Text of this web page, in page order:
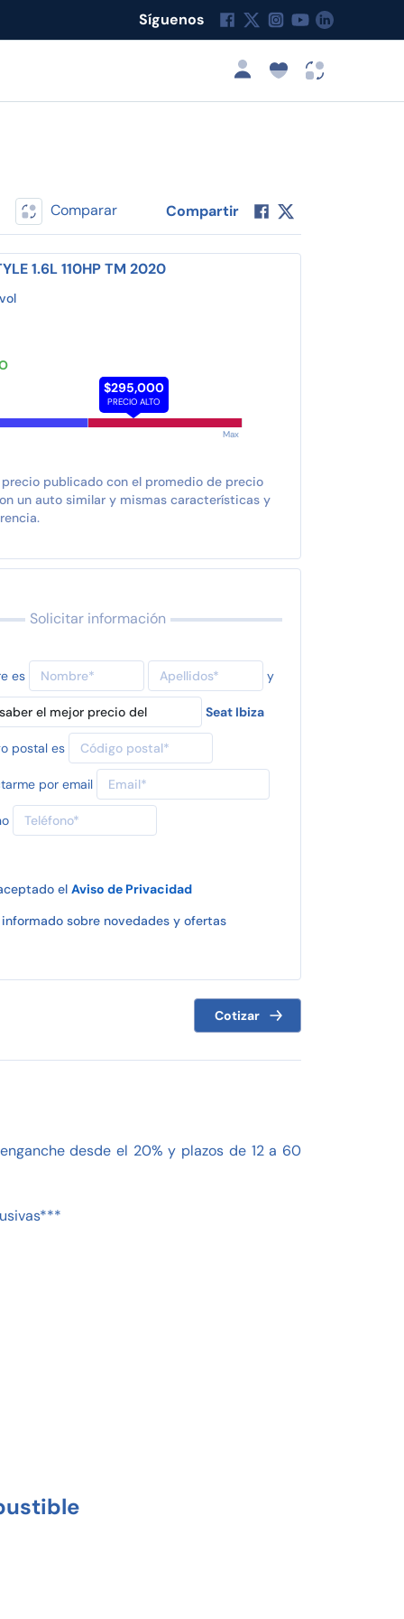
Síguenos
Comparar Compartir
1.6L 110HP TM 2020
$295,000
PRECIO ALTO
Max
precio publicado con el promedio de precio
un auto similar y mismas características y
Solicitar información
es y
Seat Ibiza
postal es
por email
el Aviso de Privacidad
sobre novedades y ofertas
Cotizar
desde el 20% y plazos de 12 a 60